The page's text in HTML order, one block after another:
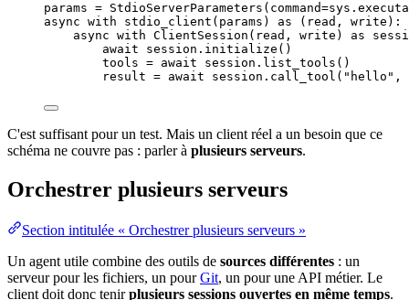
params = StdioServerParameters ( command=
async with stdio_client ( params ) as (read, write):
async with ClientSession ( read , write ) as
await session. initialize ()
tools = await session. list_tools ()
result = await session. call_tool ( " hello " ,
C'est suffisant pour un test. Mais un client réel a un besoin que ce
schéma ne couvre pas : parler à plusieurs serveurs.
Orchestrer plusieurs serveurs
Section intitulée « Orchestrer plusieurs serveurs »
Un agent utile combine des outils de sources différentes : un
serveur pour les fichiers, un pourGit, un pour une API métier. Le
client doit donc tenirplusieurs sessions ouvertes en même temps.